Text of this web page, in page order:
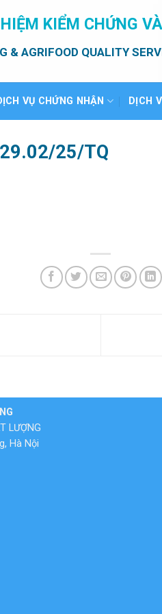
KIỂM CHỨNG
& AGRIFOOD QUALITY
VỤ CHỨNG NHẬN DỊCH
25/TQ
LƯỢNG
Hà Nội